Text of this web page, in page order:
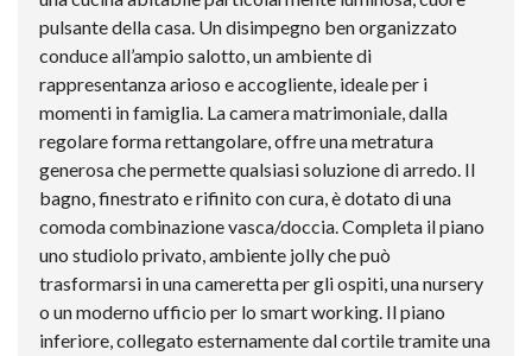
pulsante della casa. Un disimpegno ben organizzato
conduce all’ampio salotto, un ambiente di
rappresentanza arioso e accogliente, ideale per i
momenti in famiglia. La camera matrimoniale, dalla
regolare forma rettangolare, offre una metratura
generosa che permette qualsiasi soluzione di arredo. Il
bagno, finestrato e rifinito con cura, è dotato di una
comoda combinazione vasca/doccia. Completa il piano
uno studiolo privato, ambiente jolly che può
trasformarsi in una cameretta per gli ospiti, una nursery
o un moderno ufficio per lo smart working. Il piano
inferiore, collegato esternamente dal cortile tramite una